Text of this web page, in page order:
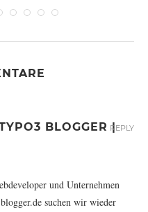
BLOGGER |
und Unternehmen
suchen wir wieder
REPLY